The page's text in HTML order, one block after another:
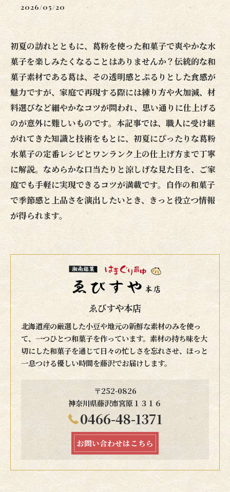
2026/05/20
初夏の訪れとともに、葛粉を使った和菓子で爽やかな水
菓子を楽しみたくなることはありませんか？伝統的な和
菓子素材である葛は、その透明感とぷるりとした食感が
魅力ですが、家庭で再現する際には練り方や火加減、材
料選びなど細やかなコツが問われ、思い通りに仕上げる
のが意外に難しいものです。本記事では、職人に受け継
がれてきた知識と技術をもとに、初夏にぴったりな葛粉
水菓子の定番レシピとワンランク上の仕上げ方まで丁寧
に解説。なめらかな口当たりと涼しげな見た目を、ご家
庭でも手軽に実現できるコツが満載です。自作の和菓子
で季節感と上品さを演出したいとき、きっと役立つ情報
が得られます。
ゑびすや本店
北海道産の厳選した小豆や地元の新鮮な素材のみを使っ
て、一つひとつ和菓子を作っています。素材の持ち味を大
切にした和菓子を通じて日々の忙しさを忘れさせ、ほっと
一息つける優しい時間を藤沢でお届けします。
〒252-0826
神奈川県藤沢市宮原１３１６
0466-48-1371
お問い合わせはこちら